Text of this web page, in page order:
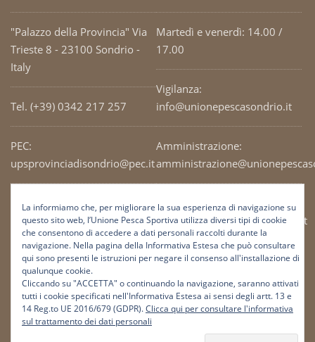
"Palazzo della Provincia" Via
Trieste 8 - 23100 Sondrio -
Italy
Tel. (+39) 0342 217 257
PEC:
upsprovinciadisondrio@pec.it
Codice Fiscale: 93003690141
Martedì e venerdì: 14.00 /
17.00
Vigilanza:
info@unionepescasondrio.it
Amministrazione:
Ufficio tecnico:
tecnico@unionepescasondrio.it
Informazioni:
info@unionepescasondrio.it
La informiamo che, per migliorare la sua esperienza di navigazione su
questo sito web, l’Unione Pesca Sportiva utilizza diversi tipi di cookie
che consentono di accedere a dati personali raccolti durante la
navigazione. Nella pagina della Informativa Estesa che può consultare
qui sono presenti le istruzioni per negare il consenso all'installazione di
qualunque cookie.
Cliccando su "ACCETTA" o continuando la navigazione, saranno attivati
tutti i cookie specificati nell'Informativa Estesa ai sensi degli artt. 13 e
14 Reg.to UE 2016/679 (GDPR).Clicca qui per consultare l'informativa
sul trattamento dei dati personali